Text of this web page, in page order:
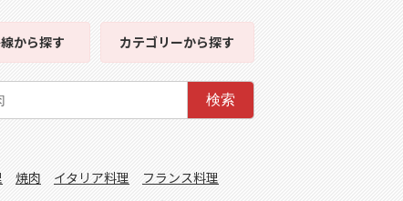
から探す カテゴリーから探す
検索
焼肉 イタリア料理
フランス料理